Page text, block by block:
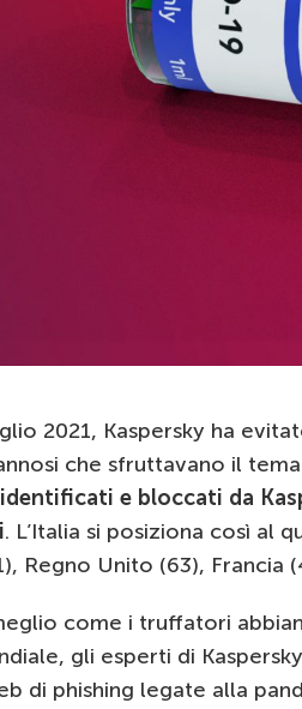
2021, Kaspersky ha
che sfruttavano il
identificati e bloccati da
. L’Italia si posiziona così al
Regno Unito (63), Francia
come i truffatori
gli esperti di
di phishing legate alla